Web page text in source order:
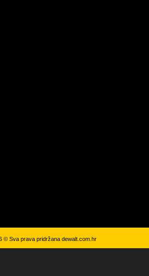
© Sva prava pridržana dewalt.com.hr